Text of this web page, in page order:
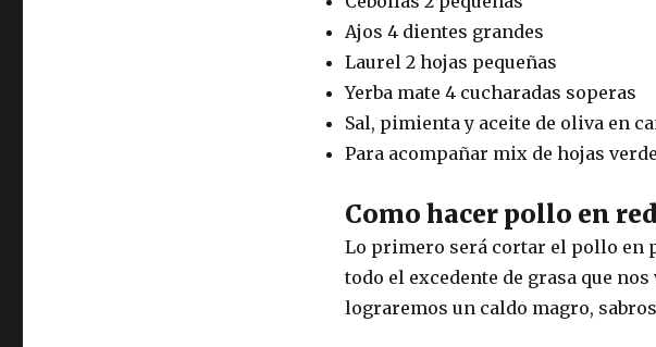
Ajos 4 dientes grandes
Laurel 2 hojas pequeñas
Yerba mate 4 cucharadas soperas
Sal, pimienta y aceite de oliva en
Para acompañar mix de hojas
Como hacer pollo en
Lo primero será cortar el pollo en
todo el excedente de grasa que
lograremos un caldo magro,